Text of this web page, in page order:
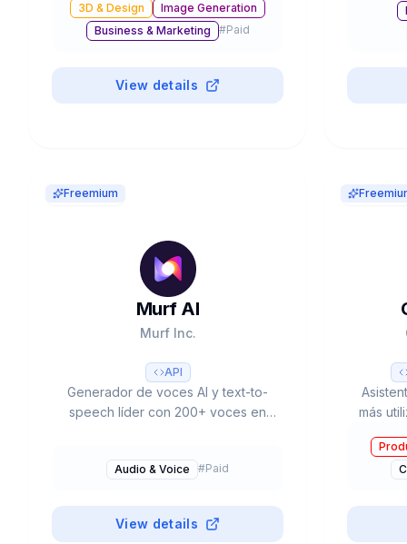
a imagen, edición, inpainting y
resolución hasta 4K, integrado en
3D & Design
Image Generation
Business & Marketing
#Paid
View details
Freemium
Murf AI
Murf Inc.
API
Generador de voces AI y text-to-
speech líder con 200+ voces en
Integración Canva, Google Slides.
Audio & Voice #Paid
View details
más